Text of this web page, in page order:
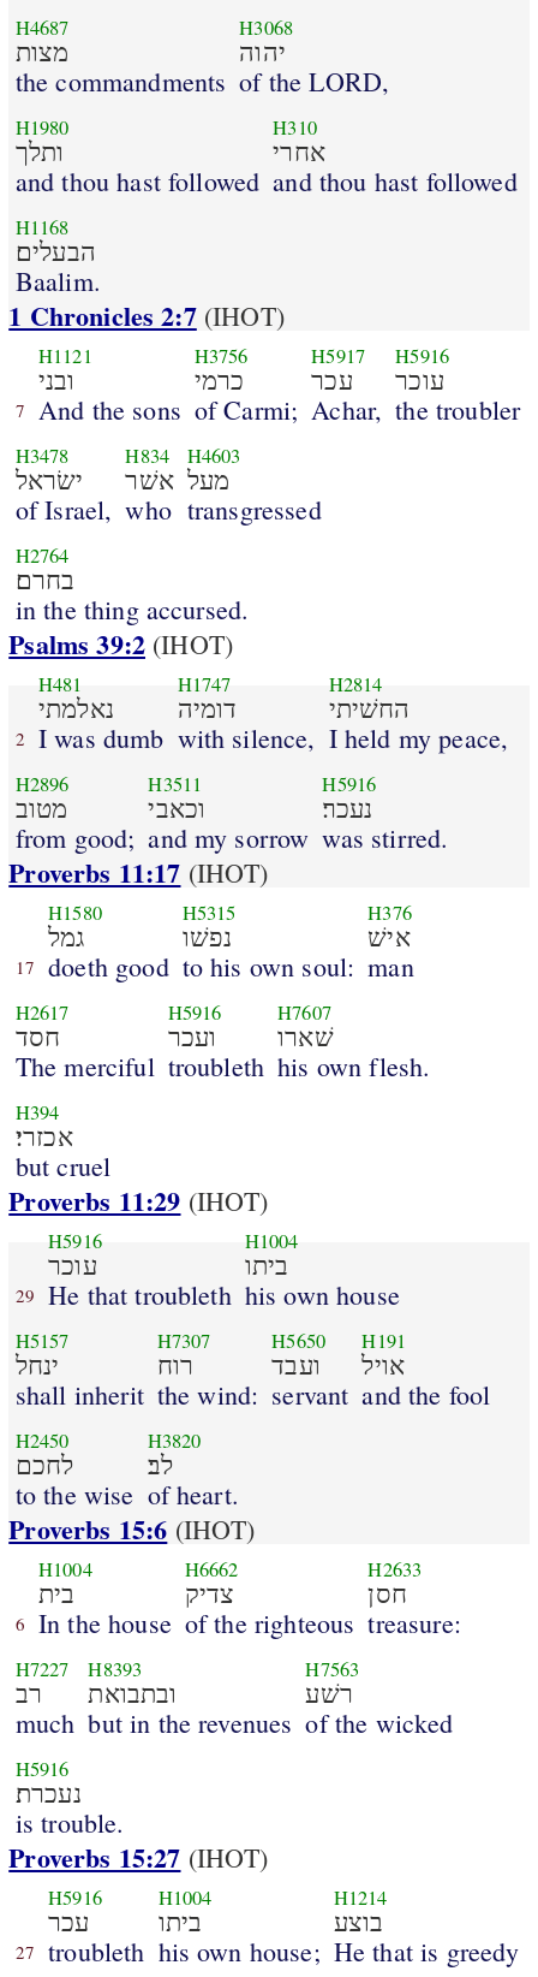
H4687
מצות
the commandments
H3068
יהוה
of the LORD,
H1980
ותלך
and thou hast followed
H310
אחרי
and thou hast followed
H1168
הבעלים׃
Baalim.
1 Chronicles 2:7(IHOT)
7
H1121
ובני
And the sons
H3756
כרמי
of Carmi;
H5917
עכר
Achar,
H5916
עוכר
the troubler
H3478
ישׂראל
of Israel,
H834
אשׁר
who
H4603
מעל
transgressed
H2764
בחרם׃
in the thing accursed.
Psalms 39:2 (IHOT)
2
H481
נאלמתי
I was dumb
H1747
דומיה
with silence,
H2814
החשׁיתי
I held my peace,
H2896
מטוב
from good;
H3511
וכאבי
and my sorrow
H5916
נעכר׃
was stirred.
Proverbs 11:17 (IHOT)
17
H1580
גמל
doeth good
H5315
נפשׁו
to his own soul:
H376
אישׁ
man
H2617
חסד
The merciful
H5916
ועכר
troubleth
H7607
שׁארו
his own flesh.
H394
אכזרי׃
but cruel
Proverbs 11:29 (IHOT)
29
H5916
עוכר
He that troubleth
H1004
ביתו
his own house
H5157
ינחל
shall inherit
H7307
רוח
the wind:
H5650
ועבד
servant
H191
אויל
and the fool
H2450
לחכם
to the wise
H3820
לב׃
of heart.
Proverbs 15:6 (IHOT)
6
H1004
בית
In the house
H6662
צדיק
of the righteous
H2633
חסן
treasure:
H7227
רב
much
H8393
ובתבואת
but in the revenues
H7563
רשׁע
of the wicked
H5916
נעכרת׃
is trouble.
Proverbs 15:27 (IHOT)
27
H5916
עכר
troubleth
H1004
ביתו
his own house;
H1214
בוצע
He that is greedy